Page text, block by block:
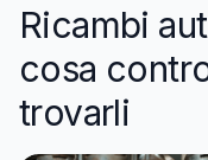
Ricambi
cosa
trovarli